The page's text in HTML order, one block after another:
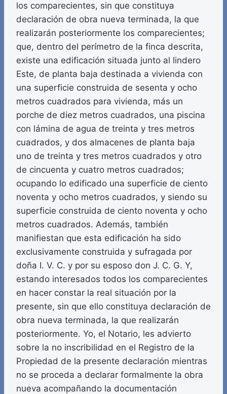
los comparecientes, sin que constituya
declaración de obra nueva terminada, la que
realizarán posteriormente los comparecientes;
que, dentro del perímetro de la finca descrita,
existe una edificación situada junto al lindero
Este, de planta baja destinada a vivienda con
una superficie construida de sesenta y ocho
metros cuadrados para vivienda, más un
porche de diez metros cuadrados, una piscina
con lámina de agua de treinta y tres metros
cuadrados, y dos almacenes de planta baja
uno de treinta y tres metros cuadrados y otro
de cincuenta y cuatro metros cuadrados;
ocupando lo edificado una superficie de ciento
noventa y ocho metros cuadrados, y siendo su
superficie construida de ciento noventa y ocho
metros cuadrados. Además, también
manifiestan que esta edificación ha sido
exclusivamente construida y sufragada por
doña I. V. C. y por su esposo don J. C. G. Y,
estando interesados todos los comparecientes
en hacer constar la real situación por la
presente, sin que ello constituya declaración de
obra nueva terminada, la que realizarán
posteriormente. Yo, el Notario, les advierto
sobre la no inscribilidad en el Registro de la
Propiedad de la presente declaración mientras
no se proceda a declarar formalmente la obra
nueva acompañando la documentación